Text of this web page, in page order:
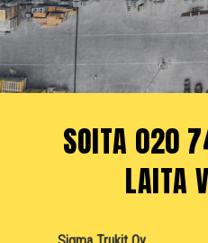
SOITA 020
LAITA